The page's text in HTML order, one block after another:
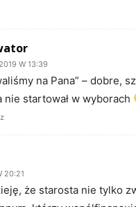
W 13:39
na Pana” – dobre,
nie startował w wyborach
20:21
że starosta nie tylko